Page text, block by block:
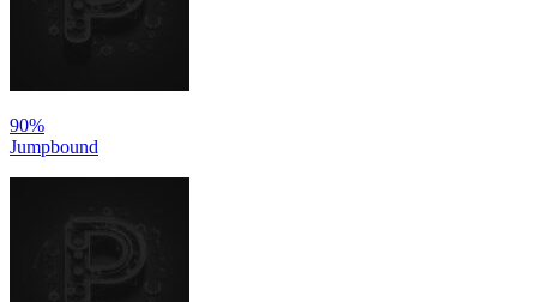
90%
Jumpbound